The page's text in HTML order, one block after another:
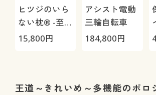
ヒツジのいら
ない枕® -至
極-
15,800円
アシスト電動
三輪自転車
184,800円
王道～きれいめ～多機能のポロ